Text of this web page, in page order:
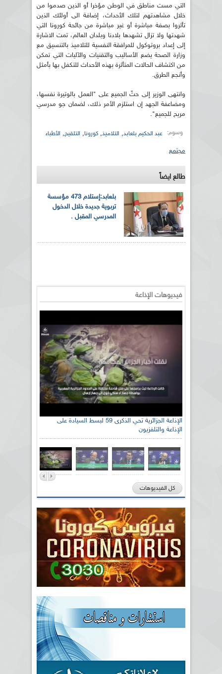
التي مست مناطق في الوطن مؤخرا أو الذين صدموا من
خلال مشاهدتهم لتلك الأحداث، إضافة الى أولئك الذين
تأثروا بصفة مباشرة أو غير مباشرة من جائحة كورونا التي
شهدتها ولا تزال تشهدها بلادنا وبلدان العالم، تمت الاشارة
إلى إعداد بروتوكول للمرافقة النفسية للتلاميذ بالتنسيق مع
وزارة الصحة يضع الأساليب والتقنيات والآليات التي تمكن
من اكتشاف الحالات المتأثرة بهذه الأحداث للتكفل بها بأمثل
وأنجع الطرق.
وانتهى الوزير إلى حثّ الجميع على "العمل بالوتيرة نفسها،
ومضاعفة الجهد إن استلزم الأمر ذلك، لضمان جو مدرسي
مريح للجميع".
وسوم: عبد الحكيم بلعابد, التلاميذ, كورونا, التلقيح, الأطباء
مجتمع
طالع ايضاً
بلعابد:إستلام 473 مؤسسة
تربوية جديدة خلال الدخول
المدرسي المقبل .
فيديوهات الإذاعة
الإذاعة الجزائرية تحي الذكرى 59 لبسط السيادة على
الإذاعة والتلفزيون
كل الفيديوهات